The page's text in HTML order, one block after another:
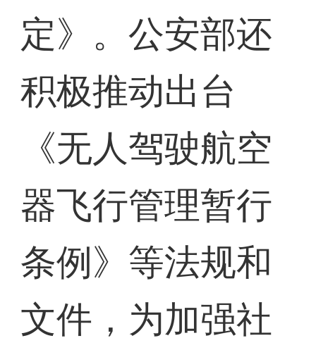
定》。公安部还
积极推动出台
《无人驾驶航空
器飞行管理暂行
条例》等法规和
文件，为加强社